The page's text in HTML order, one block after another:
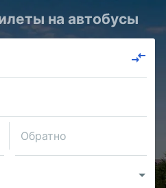
на автобусы
Обратно